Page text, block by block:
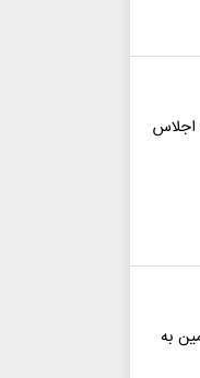
اجلاس
به